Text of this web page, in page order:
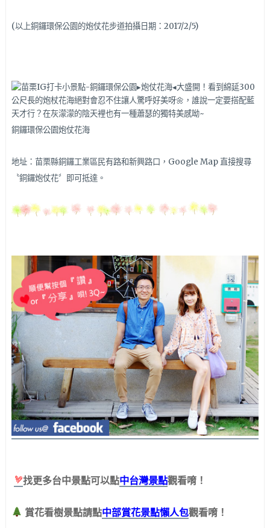
(以上銅鑼環保公園的炮仗花步道拍攝日期：2017/2/5)
銅鑼環保公園炮仗花海
地址：苗栗縣銅鑼工業區民有路和新興路口，Google Map 直接搜尋
〝銅鑼炮仗花〞即可抵達。
找更多台中景點可以點中台灣景點觀看唷！
賞花看樹景點請點中部賞花景點懶人包觀看唷！